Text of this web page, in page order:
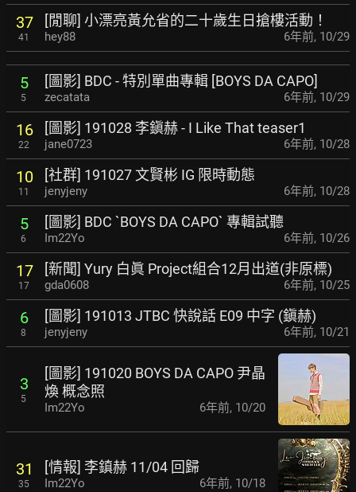
37
41
[閒聊] 小漂亮黃允省的二十歲生日搶樓活動！
hey88 6年前, 10/29
5
5
[圖影] BDC - 特別單曲專輯 [BOYS DA CAPO]
zecatata 6年前, 10/29
16
22
[圖影] 191028 李鎭赫 - I Like That teaser1
jane0723 6年前, 10/28
10
11
[社群] 191027 文賢彬 IG 限時動態
jenyjeny 6年前, 10/28
5
6
[圖影] BDC `BOYS DA CAPO` 專輯試聽
Im22Yo 6年前, 10/26
17
17
[新聞] Yury 白眞 Project組合12月出道(非原標)
gda0608 6年前, 10/25
6
8
[圖影] 191013 JTBC 快說話 E09 中字 (鎭赫)
jenyjeny 6年前, 10/21
3
5
[圖影] 191020 BOYS DA CAPO 尹晶
煥 概念照
Im22Yo 6年前, 10/20
31
35
[情報] 李鎮赫 11/04 回歸
Im22Yo 6年前, 10/18